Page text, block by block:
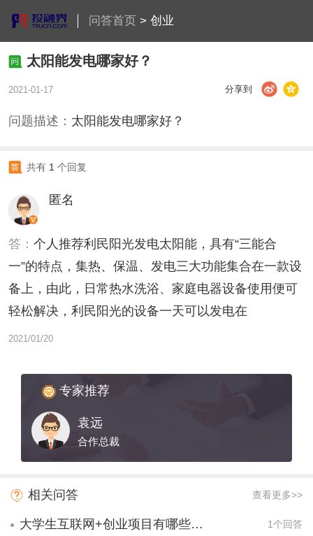
问答首页> 创业
太阳能发电哪家好？
2021-01-17 分享到
问题描述： 太阳能发电哪家好？
共有 1 个回复
匿名
答： 个人推荐利民阳光发电太阳能，具有“三能合
一”的特点，集热、保温、发电三大功能集合在一款设
备上，由此，日常热水洗浴、家庭电器设备使用便可
轻松解决，利民阳光的设备一天可以发电在
2021/01/20
专家推荐
袁远
合作总裁
相关问答 查看更多>>
大学生互联网+创业项目有哪些项目？ 1个回答